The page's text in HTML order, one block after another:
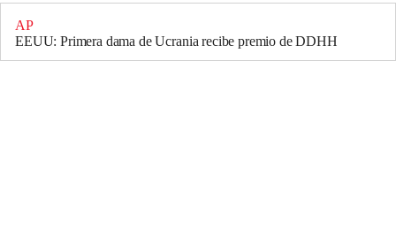
AP
EEUU: Primera dama de Ucrania recibe premio de DDHH